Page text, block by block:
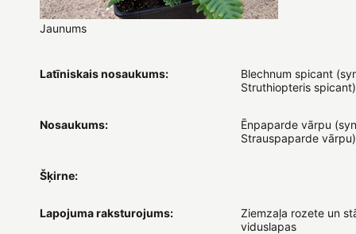
Jaunums
Latīniskais nosaukums:
Blechnum spicant
Struthiopteris spicant)
Nosaukums:
Ēnpaparde vārpu
Strauspaparde vārpu)
Šķirne:
Lapojuma raksturojums:
Ziemzaļa rozete un
viduslapas